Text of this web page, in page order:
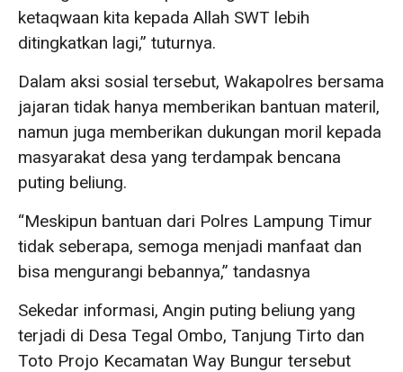
ketaqwaan kita kepada Allah SWT lebih
ditingkatkan lagi,” tuturnya.
Dalam aksi sosial tersebut, Wakapolres bersama
jajaran tidak hanya memberikan bantuan materil,
namun juga memberikan dukungan moril kepada
masyarakat desa yang terdampak bencana
puting beliung.
“Meskipun bantuan dari Polres Lampung Timur
tidak seberapa, semoga menjadi manfaat dan
bisa mengurangi bebannya,” tandasnya
Sekedar informasi, Angin puting beliung yang
terjadi di Desa Tegal Ombo, Tanjung Tirto dan
Toto Projo Kecamatan Way Bungur tersebut